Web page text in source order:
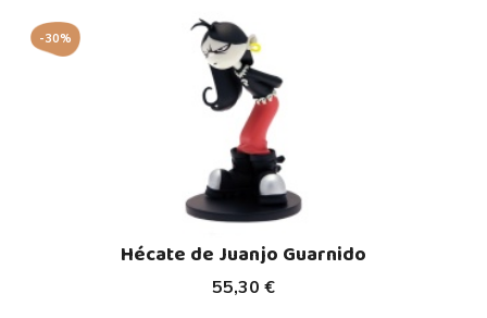
-30%
55,30 €
Hécate de Juanjo Guarnido